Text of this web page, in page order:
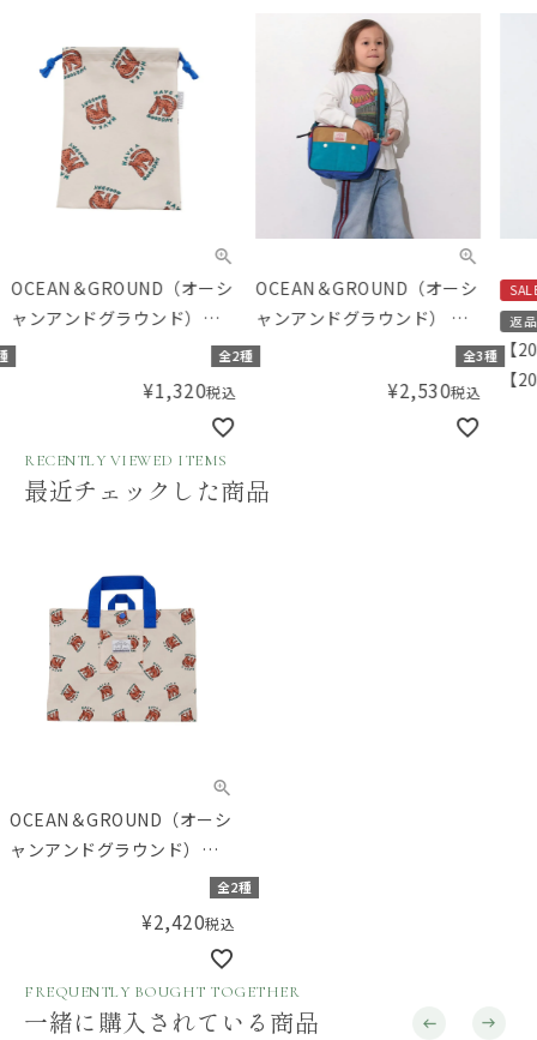
OCEAN＆GROUND（オーシ
ャンアンドグラウンド）
ソウガラ給食巾着
全2種
¥1,320税込
OCEAN＆GROUND（オーシ
ャンアンドグラウンド） シ
ョルダーBAG MULTI
全3種
¥2,530税込
返
【
【
RECENTLY VIEWED ITEMS
最近チェックした商品
OCEAN＆GROUND（オーシ
ャンアンドグラウンド）
全2種
¥2,420税込
FREQUENTLY BOUGHT TOGETHER
一緒に購入されている商品